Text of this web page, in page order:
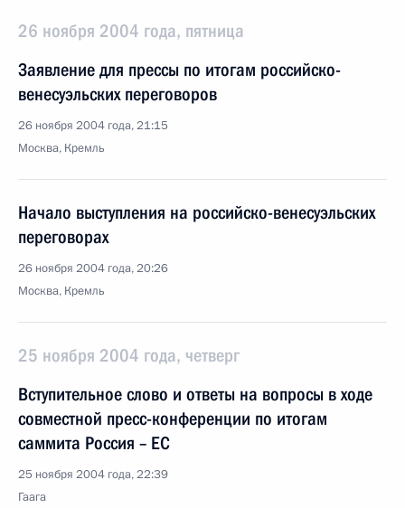
26 ноября 2004 года, пятница
Заявление для прессы по итогам российско-
венесуэльских переговоров
26 ноября 2004 года, 21:15
Москва, Кремль
Начало выступления на российско-венесуэльских
переговорах
26 ноября 2004 года, 20:26
Москва, Кремль
25 ноября 2004 года, четверг
Вступительное слово и ответы на вопросы в ходе
совместной пресс-конференции по итогам
саммита Россия – ЕС
25 ноября 2004 года, 22:39
Гаага